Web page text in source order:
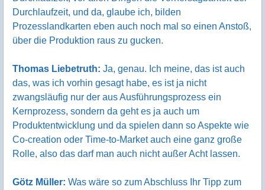
Durchlaufzeit, und da, glaube ich, bilden
Prozesslandkarten eben auch noch mal so einen Anstoß,
über die Produktion raus zu gucken.
Thomas Liebetruth: Ja, genau. Ich meine, das ist auch
das, was ich vorhin gesagt habe, es ist ja nicht
zwangsläufig nur der aus Ausführungsprozess ein
Kernprozess, sondern da geht es ja auch um
Produktentwicklung und da spielen dann so Aspekte wie
Co-creation oder Time-to-Market auch eine ganz große
Rolle, also das darf man auch nicht außer Acht lassen.
Götz Müller: Was wäre so zum Abschluss Ihr Tipp zum